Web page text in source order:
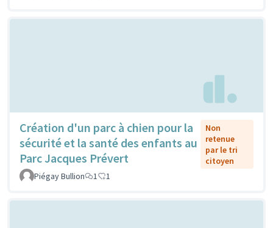
Création d'un parc à chien pour la
sécurité et la santé des enfants au
Parc Jacques Prévert
Non
retenue
par le tri
citoyen
Piégay Bullion
1 1